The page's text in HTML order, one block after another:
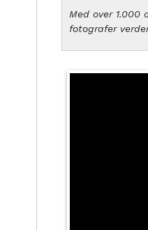
Med over
fotografer